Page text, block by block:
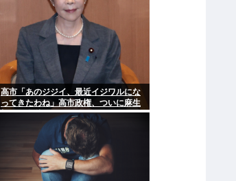
高市「あのジジイ、最近イジワルにな
ってきたわね」高市政権、ついに麻生
切り！嫌儲はどっちにつくの